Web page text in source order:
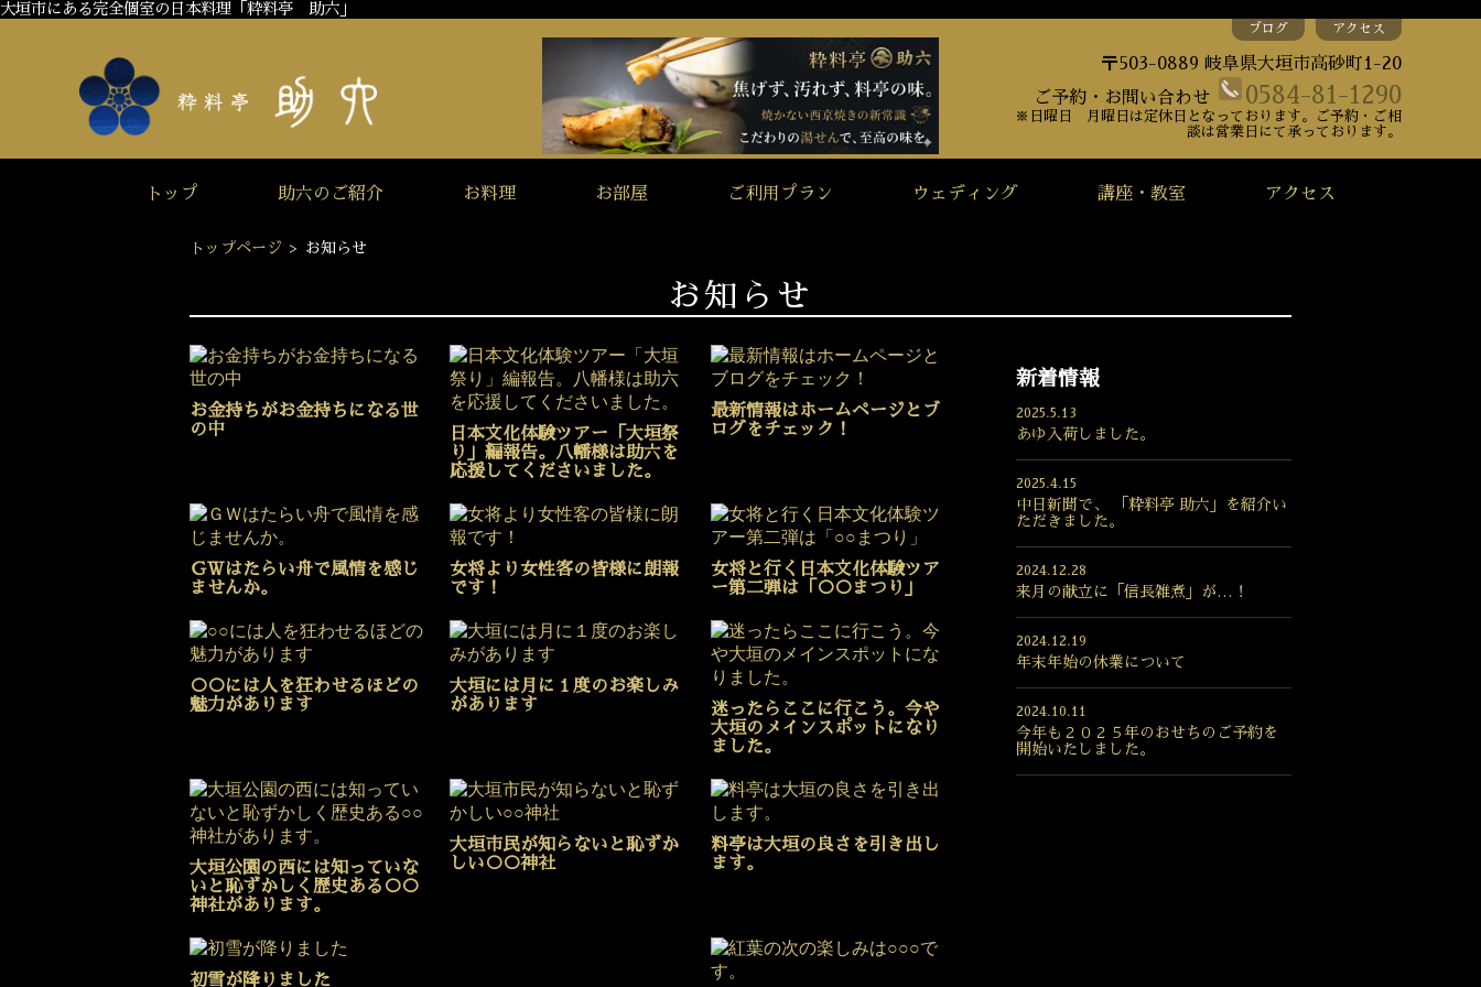
大垣市にある完全個室の日本料理「粋料亭 助六」
ブログ アクセス
〒503-0889 岐阜県大垣市高砂町1-20
ご予約・お問い合わせ
0584-81-1290
※日曜日 月曜日は定休日となっております。ご予約・ご相
談は営業日にて承っております。
トップ 助六のご紹介 お料理 お部屋 ご利用プラン ウェディング 講座・教室 アクセス
トップページ > お知らせ
お知らせ
お金持ちがお金持ちになる世
の中
日本文化体験ツアー「大垣祭
り」編報告。八幡様は助六を
応援してくださいました。
最新情報はホームページとブ
ログをチェック！
ＧＷはたらい舟で風情を感じ
ませんか。
女将より女性客の皆様に朗報
です！
女将と行く日本文化体験ツア
ー第二弾は「○○まつり」
○○には人を狂わせるほどの
魅力があります
大垣には月に１度のお楽しみ
があります
迷ったらここに行こう。今や
大垣のメインスポットになり
ました。
大垣公園の西には知っていな
いと恥ずかしく歴史ある○○
神社があります。
大垣市民が知らないと恥ずか
しい○○神社
料亭は大垣の良さを引き出し
ます。
初雪が降りました
新着情報
2025.5.13
あゆ入荷しました。
2025.4.15
中日新聞で、 「粋料亭 助六」を紹介い
ただきました。
2024.12.28
来月の献立に「信長雑煮」が…！
2024.12.19
年末年始の休業について
2024.10.11
今年も２０２５年のおせちのご予約を
開始いたしました。